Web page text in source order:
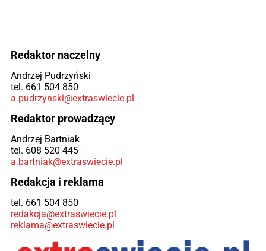
Redaktor naczelny
Andrzej Pudrzyński
tel. 661 504 850
a.pudrzynski@extraswiecie.pl
Redaktor prowadzący
Andrzej Bartniak
tel. 608 520 445
a.bartniak@extraswiecie.pl
Redakcja i reklama
tel. 661 504 850
redakcja@extraswiecie.pl
reklama@extraswiecie.pl